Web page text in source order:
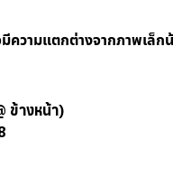
มีความแตกต่างจากภาพเ
ข้างหน้า)